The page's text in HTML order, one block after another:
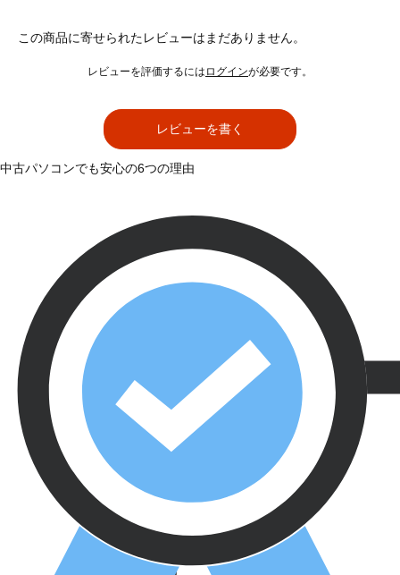
この商品に寄せられたレビューはまだありません。
レビューを評価するには ログインが必要です。
レビューを書く
中古パソコンでも安心の6つの理由